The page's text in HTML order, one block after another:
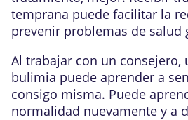
temprana puede facilitar la
prevenir problemas de salud
Al trabajar con un consejero,
bulimia puede aprender a
consigo misma. Puede
normalidad nuevamente y a